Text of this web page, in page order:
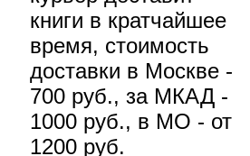
книги в кратчайшее
время, стоимость
доставки в Москве -
700 руб., за МКАД -
1000 руб., в МО - от
1200 руб.